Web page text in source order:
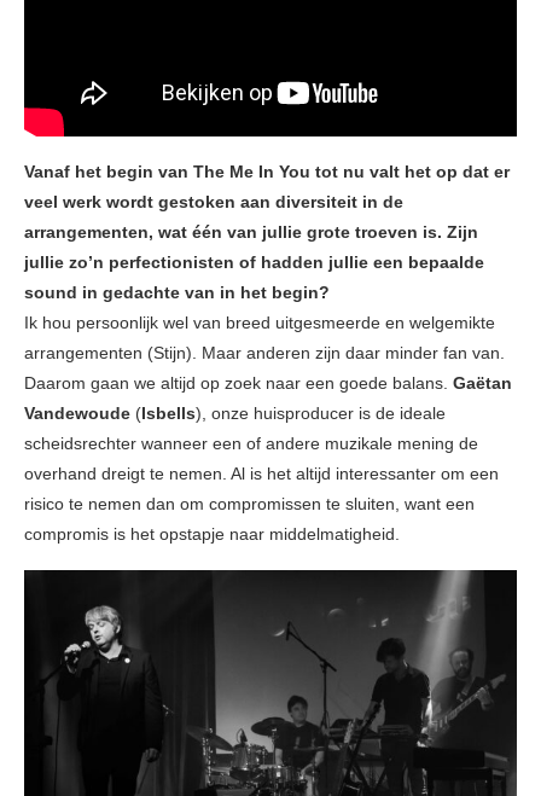
Vanaf het begin van The Me In You tot nu valt het op dat er
veel werk wordt gestoken aan diversiteit in de
arrangementen, wat één van jullie grote troeven is. Zijn
jullie zo’n perfectionisten of hadden jullie een bepaalde
sound in gedachte van in het begin?
Ik hou persoonlijk wel van breed uitgesmeerde en welgemikte
arrangementen (Stijn). Maar anderen zijn daar minder fan van.
Daarom gaan we altijd op zoek naar een goede balans. Gaëtan
Vandewoude (Isbells), onze huisproducer is de ideale
scheidsrechter wanneer een of andere muzikale mening de
overhand dreigt te nemen. Al is het altijd interessanter om een
risico te nemen dan om compromissen te sluiten, want een
compromis is het opstapje naar middelmatigheid.